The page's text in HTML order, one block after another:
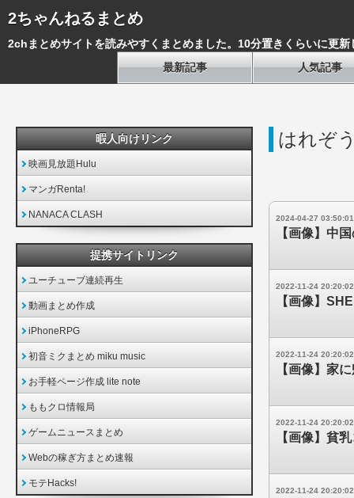
2ちゃんねるまとめ
2chまとめサイトを読みやすくまとめました。10分置きくらいに更新
最新記事
人気記事
はれぞ
2024-04-27 03:50:01
【画像】中
2022-11-24 20:20:02
【画像】
2022-11-24 20:20:02
【画像】家
2022-11-24 20:20:02
【画像】貧
2022-11-24 20:20:02
暇人向けリンク
映画見放題Hulu
マンガRenta!
NANACA CLASH
提携サイトリンク
ユーチューブ連続再生
動画まとめ作成
iPhoneRPG
初音ミクまとめ miku music
お手軽ページ作成 lite note
ももクロ情報局
ゲームニュースまとめ
Webの稼ぎ方まとめ速報
モテHacks!